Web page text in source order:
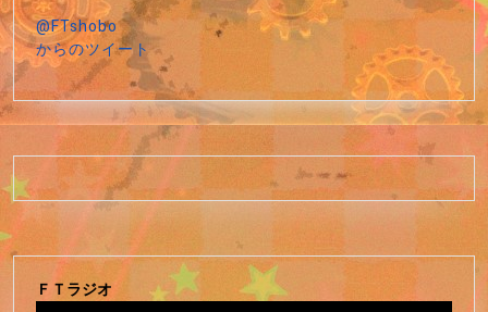
@FTshobo
からのツイート
ＦＴラジオ